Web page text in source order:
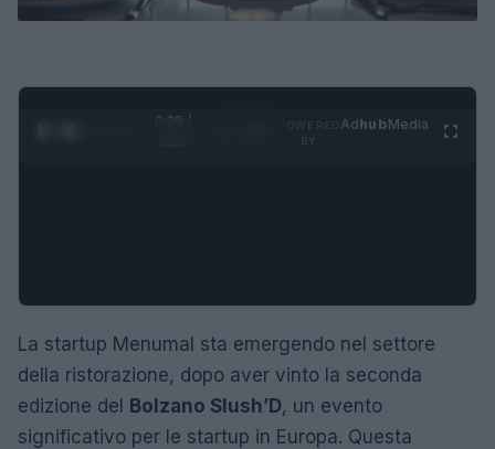
0:28 /
AdhubMedia
La startup Menumal sta emergendo nel settore
della ristorazione, dopo aver vinto la seconda
edizione del Bolzano Slush’D, un evento
significativo per le startup in Europa. Questa